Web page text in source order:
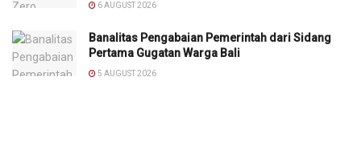
6 AUGUST 2026
Banalitas Pengabaian Pemerintah dari Sidang
Pertama Gugatan Warga Bali
5 AUGUST 2026